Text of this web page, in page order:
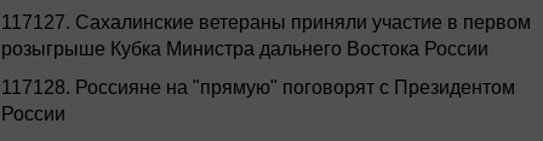
117127. Сахалинские ветераны приняли участие в первом
розыгрыше Кубка Министра дальнего Востока России
117128. Россияне на "прямую" поговорят с Президентом
России